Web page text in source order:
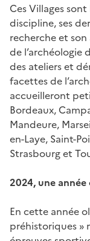
Ces Villages
discipline, ses
recherche et
de
des ateliers et
facettes de
accueilleront
Bordeaux,
Mandeure,
en-Laye, Saint-
Strasbourg et
2024, une
En cette année
préhistoriques »